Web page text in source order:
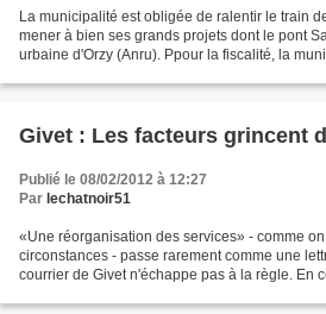
La municipalité est obligée de ralentir le train
mener à bien ses grands projets dont le pont
urbaine d'Orzy (Anru). Ppour la fiscalité, la
Givet : Les facteurs grincent
Publié le 08/02/2012 à 12:27
Par lechatnoir51
«Une réorganisation des services» - comme
circonstances - passe rarement comme une
courrier de Givet n'échappe pas à la règle. En